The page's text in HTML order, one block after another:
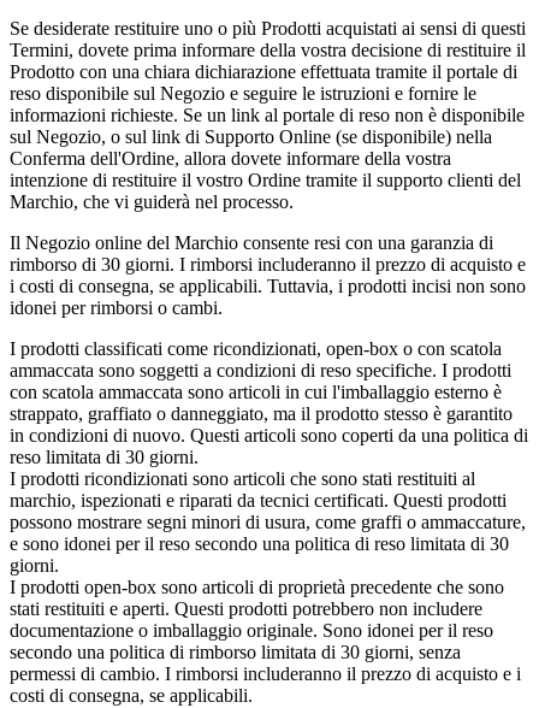
Se desiderate restituire uno o più Prodotti acquistati ai sensi di questi
Termini, dovete prima informare della vostra decisione di restituire il
Prodotto con una chiara dichiarazione effettuata tramite il portale di
reso disponibile sul Negozio e seguire le istruzioni e fornire le
informazioni richieste. Se un link al portale di reso non è disponibile
sul Negozio, o sul link di Supporto Online (se disponibile) nella
Conferma dell'Ordine, allora dovete informare della vostra
intenzione di restituire il vostro Ordine tramite il supporto clienti del
Marchio, che vi guiderà nel processo.
Il Negozio online del Marchio consente resi con una garanzia di
rimborso di 30 giorni. I rimborsi includeranno il prezzo di acquisto e
i costi di consegna, se applicabili. Tuttavia, i prodotti incisi non sono
idonei per rimborsi o cambi.
I prodotti classificati come ricondizionati, open-box o con scatola
ammaccata sono soggetti a condizioni di reso specifiche. I prodotti
con scatola ammaccata sono articoli in cui l'imballaggio esterno è
strappato, graffiato o danneggiato, ma il prodotto stesso è garantito
in condizioni di nuovo. Questi articoli sono coperti da una politica di
reso limitata di 30 giorni.
I prodotti ricondizionati sono articoli che sono stati restituiti al
marchio, ispezionati e riparati da tecnici certificati. Questi prodotti
possono mostrare segni minori di usura, come graffi o ammaccature,
e sono idonei per il reso secondo una politica di reso limitata di 30
giorni.
I prodotti open-box sono articoli di proprietà precedente che sono
stati restituiti e aperti. Questi prodotti potrebbero non includere
documentazione o imballaggio originale. Sono idonei per il reso
secondo una politica di rimborso limitata di 30 giorni, senza
permessi di cambio. I rimborsi includeranno il prezzo di acquisto e i
costi di consegna, se applicabili.